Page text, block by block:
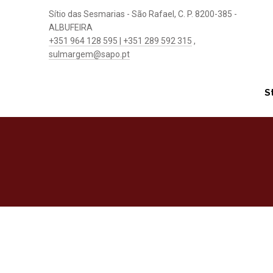
Sítio das Sesmarias - São Rafael, C. P. 8200-385 -
ALBUFEIRA
+351 964 128 595 | +351 289 592 315 ,
sulmargem@sapo.pt